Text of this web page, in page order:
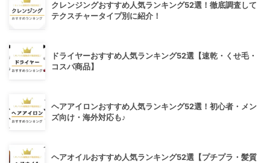
クレンジングおすすめ人気ランキング52選！徹底調査して
テクスチャータイプ別に紹介！
ドライヤーおすすめ人気ランキング52選【速乾・くせ毛・
コスパ商品】
ヘアアイロンおすすめ人気ランキング52選！初心者・メン
ズ向け・海外対応も♪
ヘアオイルおすすめ人気ランキング52選【プチプラ・髪質